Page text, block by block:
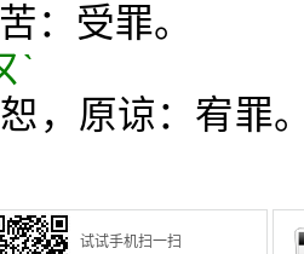
：受罪。
ˋ
，原谅：宥罪
试试手机扫一扫